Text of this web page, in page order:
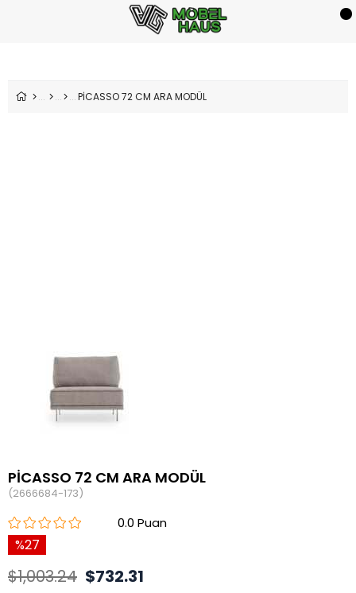
PİCASSO 72 CM ARA MODÜL
PİCASSO 72 CM ARA MODÜL
(2666684-173)
0.0
27
$1,003.24 $732.31